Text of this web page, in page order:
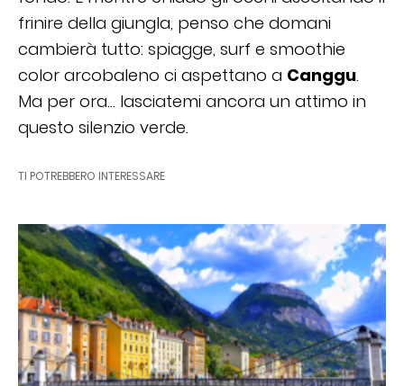
frinire della giungla, penso che domani
cambierà tutto: spiagge, surf e smoothie
color arcobaleno ci aspettano a Canggu.
Ma per ora… lasciatemi ancora un attimo in
questo silenzio verde.
TI POTREBBERO INTERESSARE